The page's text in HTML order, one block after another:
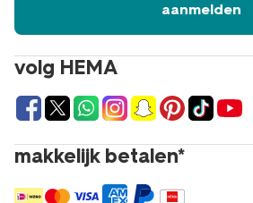
volg HEMA
makkelijk betalen*
aanmelden